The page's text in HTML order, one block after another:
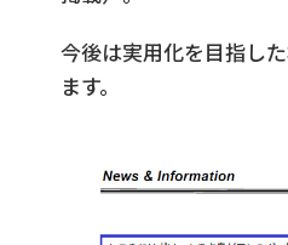
今後は実用化を目指し
ます。